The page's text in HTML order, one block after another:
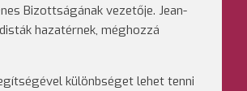
Bizottságának vezetője. Jean-
hazatérnek, méghozzá
különbséget lehet tenni